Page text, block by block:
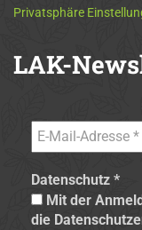
Privatsphäre
LAK-
Datenschutz *
Mit der
die